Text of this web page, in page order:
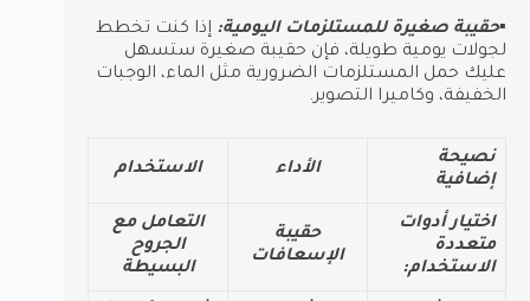
▪︎حقيبة صغيرة للمستلزمات اليومية: إذا كنت تخطط
لجولات يومية طويلة، فإن حقيبة صغيرة ستسهل
عليك حمل المستلزمات الضرورية مثل الماء، الوجبات
الخفيفة، وكاميرا التصوير.
نصيحة
إضافية
الأداء الاستخدام
اختيار أدوات
متعددة
الاستخدام:
حقيبة
الإسعافات
التعامل مع
الجروح
البسيطة